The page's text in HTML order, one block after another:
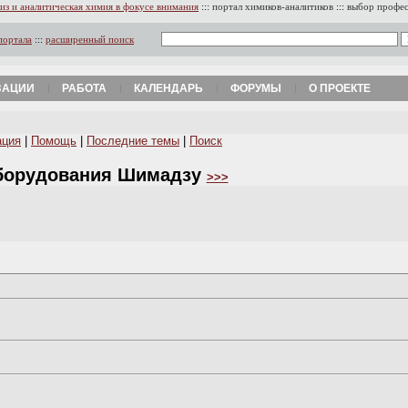
и аналитическая химия в фокусе внимания ::: портал химиков-аналитиков ::: выбор
::: расширенный поиск
РАБОТА КАЛЕНДАРЬ ФОРУМЫ О ПРОЕКТЕ
Помощь Последние темы Поиск
Шимадзу >>>